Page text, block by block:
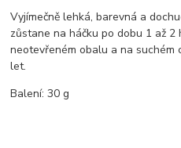
Vyjímečně lehká, barevná a
zůstane na háčku po dobu 1 až
neotevřeném obalu a na suchém
let.
Balení: 30 g